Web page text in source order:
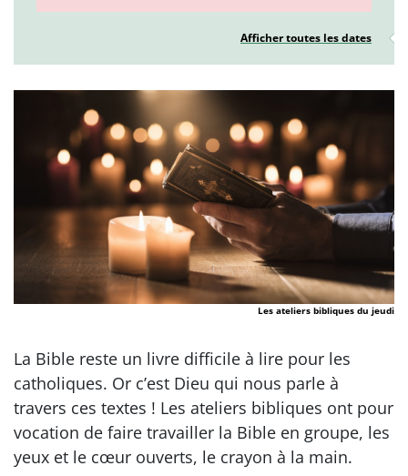
Afficher toutes les dates
Les ateliers bibliques du jeudi
La Bible reste un livre difficile à lire pour les
catholiques. Or c’est Dieu qui nous parle à
travers ces textes ! Les ateliers bibliques ont pour
vocation de faire travailler la Bible en groupe, les
yeux et le cœur ouverts, le crayon à la main.